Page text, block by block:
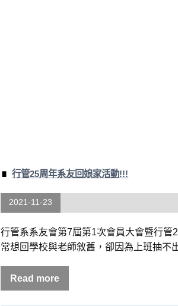
行管25周年系友回娘家活動!!!
2021-11-23
行管系系友會第7屆第1次會員大會暨行
常想回學校與老師敘舊，卻因為上班抽不
Read more